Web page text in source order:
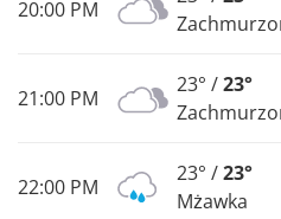
20:00 PM
21:00 PM
23° /23°
22:00 PM
23° /23°
Mżawka